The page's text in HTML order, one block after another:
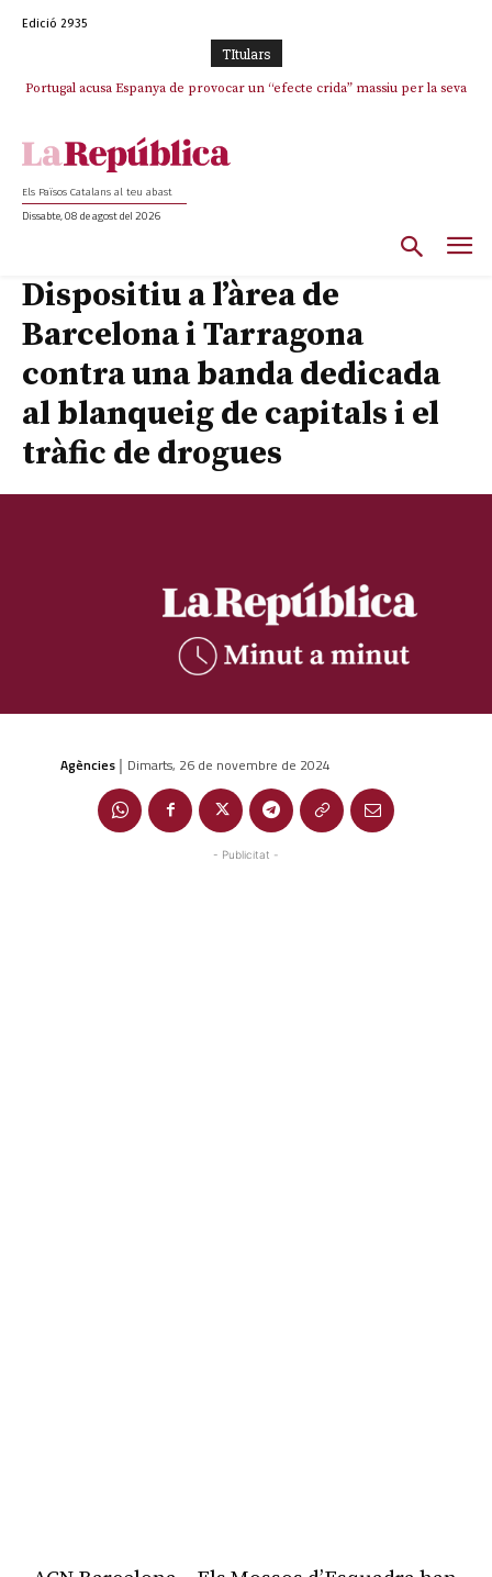
Edició 2935
TItulars
Portugal acusa Espanya de provocar un “efecte crida” massiu per la seva
Els Països Catalans al teu abast
Dissabte, 08 de agost del 2026
Dispositiu a l’àrea de
Barcelona i Tarragona
contra una banda dedicada
al blanqueig de capitals i el
tràfic de drogues
Agències | Dimarts, 26 de novembre de 2024
- Publicitat -